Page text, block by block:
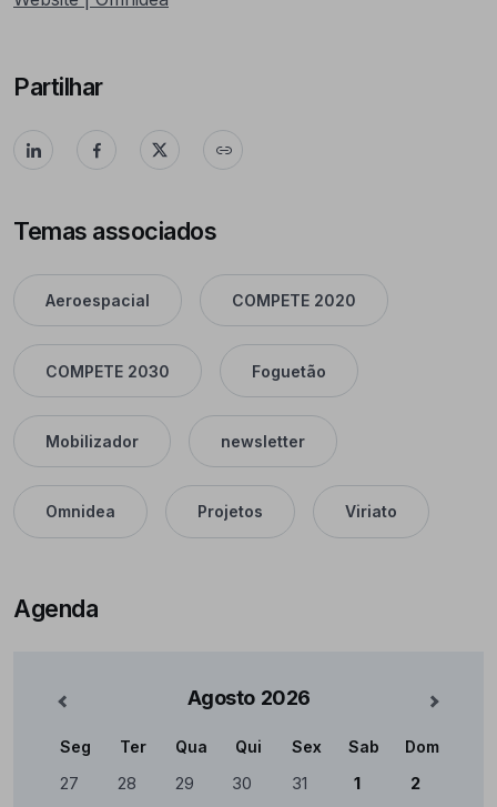
Partilhar
Temas associados
Aeroespacial COMPETE 2020
COMPETE 2030 Foguetão
Mobilizador newsletter
Omnidea Projetos Viriato
Agenda
Agosto 2026 Mês
Calendário
Seg Ter Qua Qui Sex Sab Dom
27 28 29 30 31 1 2